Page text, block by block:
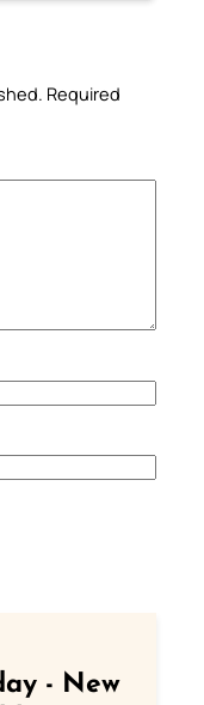
Required
- New